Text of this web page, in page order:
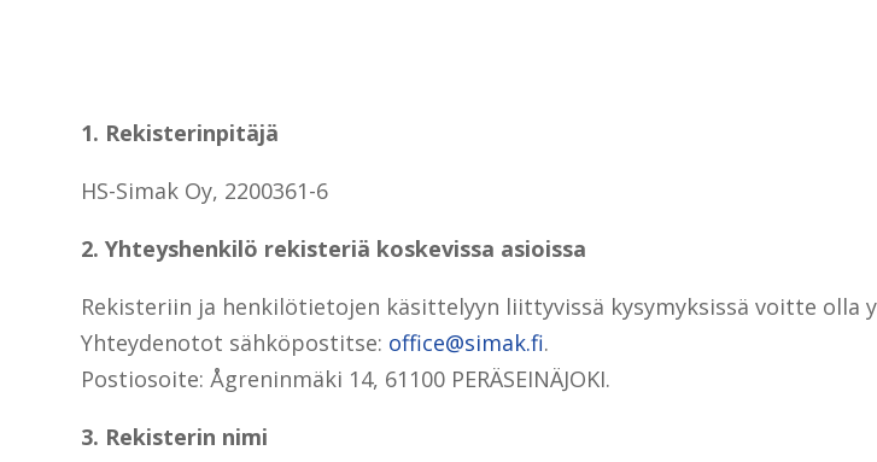
1. Rekisterinpitäjä
HS-Simak Oy, 2200361-6
2. Yhteyshenkilö rekisteriä koskevissa asioissa
Rekisteriin ja henkilötietojen käsittelyyn liittyvissä kysymyksissä voitte olla
Yhteydenotot sähköpostitse: office@simak.fi.
Postiosoite: Ågreninmäki 14, 61100 PERÄSEINÄJOKI.
3. Rekisterin nimi